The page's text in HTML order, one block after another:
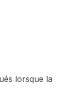
lorsque la